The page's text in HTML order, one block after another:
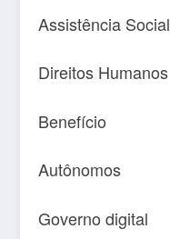
Assistência Social
Direitos Humanos
Benefício
Autônomos
Governo digital